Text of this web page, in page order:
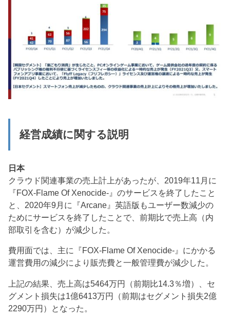
経営成績に関する説明
日本
クラウド関連事業の売上計上があったが、2019年11月に
『FOX-Flame Of Xenocide-』のサービスを終了したこと
と、2020年9月に『Arcane』英語版もユーザー数減少の
ためにサービスを終了したことで、前期比で売上高（内
部取引を含む）が減少した。
費用面では、主に『FOX-Flame Of Xenocide-』にかかる
運営費用の減少により販売費と一般管理費が減少した。
上記の結果、売上高は5464万円（前期比14.3％増）、セ
グメント損失は1億6413万円（前期はセグメント損失2億
2290万円）となった。